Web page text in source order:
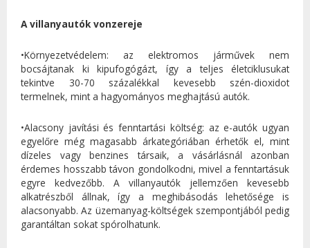
A villanyautók vonzereje
•Környezetvédelem: az elektromos járművek nem
bocsájtanak ki kipufogógázt, így a teljes életciklusukat
tekintve 30-70 százalékkal kevesebb szén-dioxidot
termelnek, mint a hagyományos meghajtású autók.
•Alacsony javítási és fenntartási költség: az e-autók ugyan
egyelőre még magasabb árkategóriában érhetők el, mint
dízeles vagy benzines társaik, a vásárlásnál azonban
érdemes hosszabb távon gondolkodni, mivel a fenntartásuk
egyre kedvezőbb. A villanyautók jellemzően kevesebb
alkatrészből állnak, így a meghibásodás lehetősége is
alacsonyabb. Az üzemanyag-költségek szempontjából pedig
garantáltan sokat spórolhatunk.